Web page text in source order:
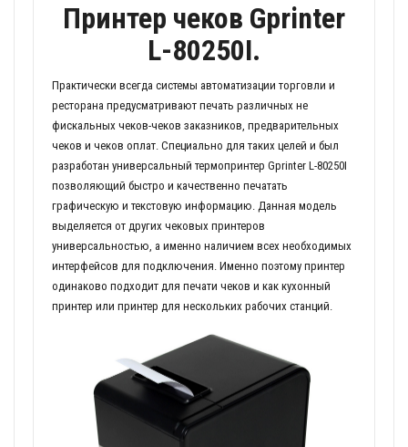
Принтер чеков Gprinter
L-80250I.
Практически всегда системы автоматизации торговли и
ресторана предусматривают печать различных не
фискальных чеков-чеков заказников, предварительных
чеков и чеков оплат. Специально для таких целей и был
разработан универсальный термопринтер Gprinter L-80250I
позволяющий быстро и качественно печатать
графическую и текстовую информацию. Данная модель
выделяется от других чековых принтеров
универсальностью, а именно наличием всех необходимых
интерфейсов для подключения. Именно поэтому принтер
одинаково подходит для печати чеков и как кухонный
принтер или принтер для нескольких рабочих станций.